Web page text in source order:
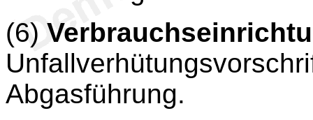
(6)
Abgasführung.